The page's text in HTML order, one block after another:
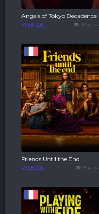
10 vues
Angels of Tokyo Decadence
WEB-DL
9 vues
Friends Until the End
WEB-DL